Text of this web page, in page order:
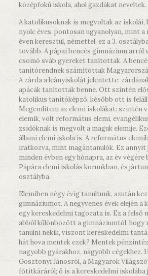
középfokú iskola, ahol gazdákat neveltek.
A katolikusoknak is megvoltak az iskolái,
nyolc éves, pontosan ugyanolyan, mint a
éven keresztül, némettel, ez a 3.
tovább. A pápai bencés gimnázium arról
csomó sváb gyereket tanítottak. A
tanítórendnek számítottak
A zárda a leányiskolát jelentette:
apácák tanítottak benne. Ott szintén
katolikus tanítóképző, később ott is
Megemlítem az elemi iskolákat: szintén
elemik, volt református elemi,
zsidóknak is megvolt a maguk elemije.
állami elemi iskola is. A református
iratkozva, mint magántanulók. Ez
minden évben egy hónapra, az év
Pápára elemi iskolás korunkban, és
osztályba.
Elemiben négy évig tanultunk, azután
gimnáziumot. A negyvenes évek elején a
egy kereskedelmi tagozata is. Ez a felső
abból különbözött a gimnáziumtól,
tanulni nekik, viszont kereskedelmi
hát hova mentek ezek? Mentek
nagyobb gyárakhoz, nagyobb cégekhez.
Gosztonyi Jánosról, a Magyarok
főtitkáráról; ő is a kereskedelmi